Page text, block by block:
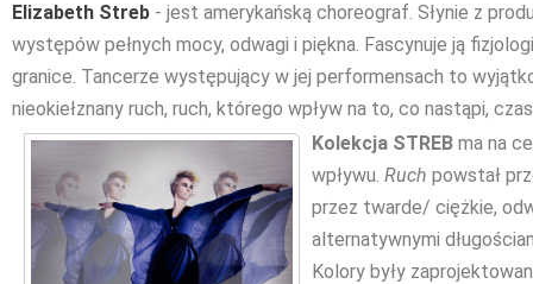
Elizabeth Streb - jest amerykańską choreograf. Słynie z
występów pełnych mocy, odwagi i piękna. Fascynuje ją
granice. Tancerze występujący w jej performensach to
nieokiełznany ruch, ruch, którego wpływ na to, co nastąpi,
Kolekcja STREB ma na
wpływu. Ruch powstał
przez twarde/ ciężkie,
alternatywnymi
Kolory były